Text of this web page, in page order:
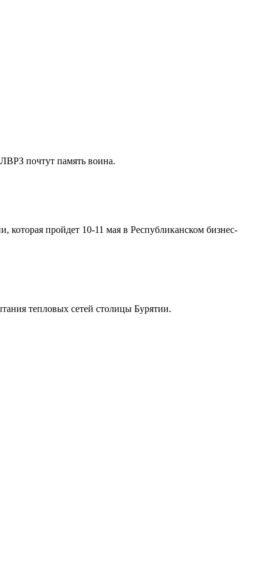
почтут память воина.
которая пройдет 10-11 мая в Республиканском бизнес-
тепловых сетей столицы Бурятии.